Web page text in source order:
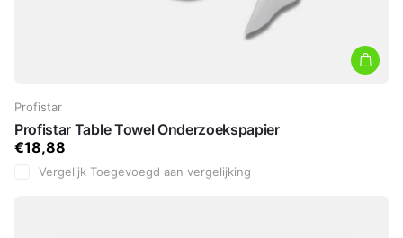
Profistar
Profistar Table Towel Onderzoekspapier
€18,88
Vergelijk Toegevoegd aan vergelijking